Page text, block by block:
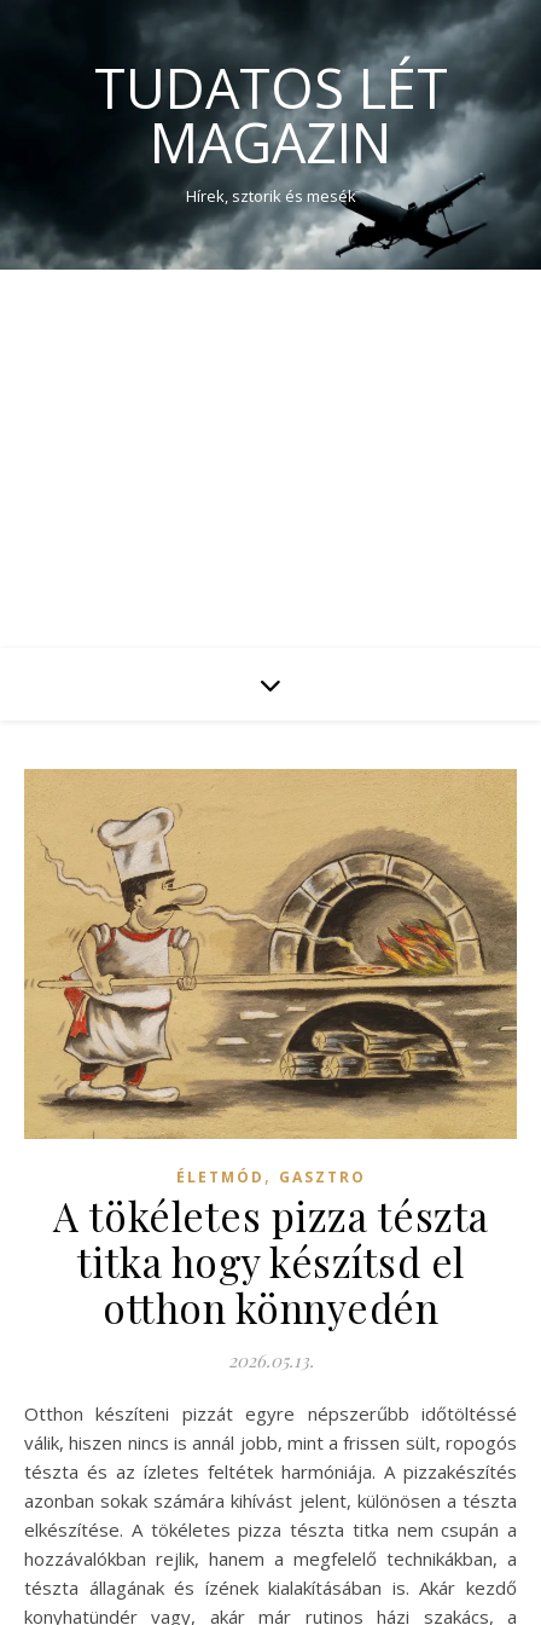
TUDATOS LÉT
MAGAZIN
Hírek, sztorik és mesék
ÉLETMÓD , GASZTRO
A tökéletes pizza tészta
titka hogy készítsd el
otthon könnyedén
2026.05.13.
Otthon készíteni pizzát egyre népszerűbb időtöltéssé
válik, hiszen nincs is annál jobb, mint a frissen sült, ropogós
tészta és az ízletes feltétek harmóniája. A pizzakészítés
azonban sokak számára kihívást jelent, különösen a tészta
elkészítése. A tökéletes pizza tészta titka nem csupán a
hozzávalókban rejlik, hanem a megfelelő technikákban, a
tészta állagának és ízének kialakításában is. Akár kezdő
konyhatündér vagy, akár már rutinos házi szakács, a